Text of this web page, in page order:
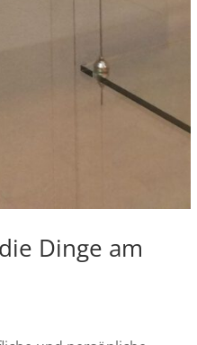
Dinge am